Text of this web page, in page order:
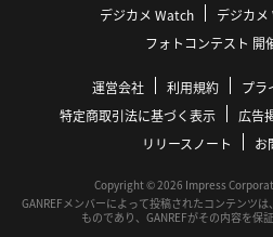
デジカメ Watch
デジカ
フォトコンテスト 開
運営会社 利用規約
プラ
特定商取引法に基づく表示
広告
リリースノート
お
Copyright © 2026 Impress
GANREFメンバーによって投稿されたコンテンツ
ものであり、GANREFがその内容を保